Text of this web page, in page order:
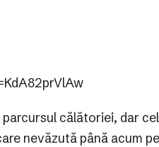
călătoriei, dar
nevăzută până acum